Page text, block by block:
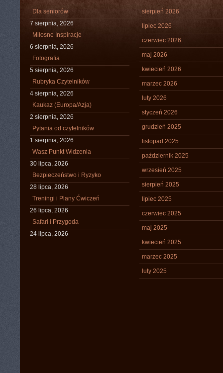
Dla seniorów
7 sierpnia, 2026
Miłosne Inspiracje
6 sierpnia, 2026
Fotografia
5 sierpnia, 2026
Rubryka Czytelników
4 sierpnia, 2026
Kaukaz (Europa/Azja)
2 sierpnia, 2026
Pytania od czytelników
1 sierpnia, 2026
Wasz Punkt Widzenia
30 lipca, 2026
Bezpieczeństwo i Ryzyko
28 lipca, 2026
Treningi i Plany Ćwiczeń
26 lipca, 2026
Safari i Przygoda
24 lipca, 2026
sierpień 2026
lipiec 2026
czerwiec 2026
maj 2026
kwiecień 2026
marzec 2026
luty 2026
styczeń 2026
grudzień 2025
listopad 2025
październik 2025
wrzesień 2025
sierpień 2025
lipiec 2025
czerwiec 2025
maj 2025
kwiecień 2025
marzec 2025
luty 2025